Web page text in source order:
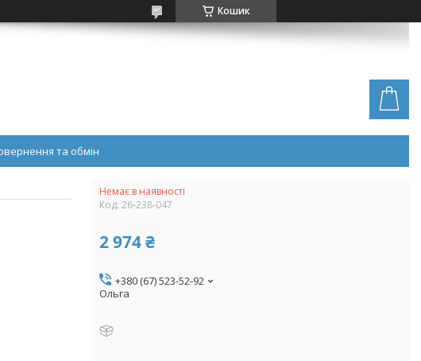
Кошик
та обмін
Немає в наявності
Код: 26-238-047
2 974 ₴
+380 (67) 523-52-92
Ольга